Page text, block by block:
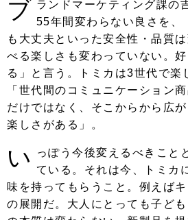
ブ ランドマーケティング課の
55年間変わらない良さを、
も大丈夫といった安全性・品質
べる楽しさも変わっていない。
る」と言う。トミカは3世代で楽
「世代間のコミュニケーション
だけではなく、そこからから広
楽しさがある」。
い
っぽう今後変えるべきこと
ている。それは今、トミカ
味を持ってもらうこと。例えば
の展開だ。大人にとっても子ど